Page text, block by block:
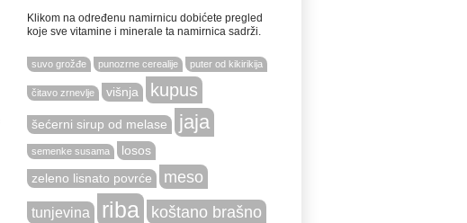
Klikom na određenu namirnicu dobićete pregled
koje sve vitamine i minerale ta namirnica sadrži.
suvo grožđe punozrne cerealije puter od kikirikija
čitavo zrnevlje višnja kupus
šećerni sirup od melase jaja
semenke susama losos
zeleno lisnato povrće meso
tunjevina riba koštano brašno